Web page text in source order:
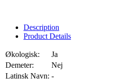
Description
Product Details
Økologisk:
Ja
Demeter:
Nej
Latinsk Navn: -